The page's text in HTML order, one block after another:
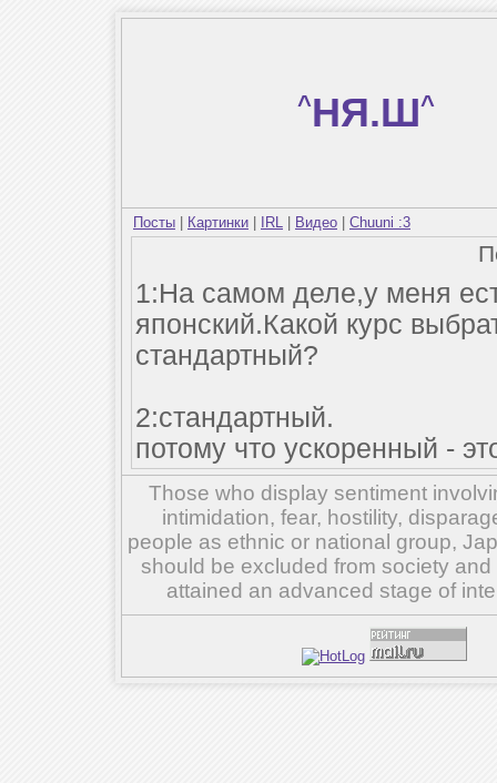
^НЯ.Ш^
Посты Картинки IRL Видео Chuuni :3
1:На самом деле,у меня
японский.Какой курс
стандартный?
2:стандартный.
потому что ускоренный -
Those who display sentiment
intimidation, fear, hostility,
people as ethnic or national group,
should be excluded from society
attained an advanced stage of